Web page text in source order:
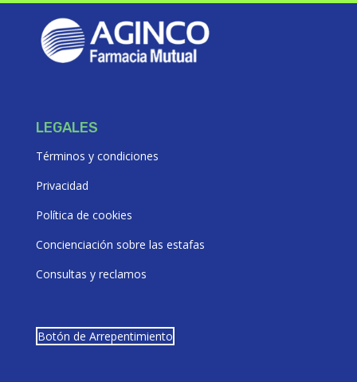
LEGALES
Términos y condiciones
Privacidad
Política de cookies
Concienciación sobre las estafas
Consultas y reclamos
Botón de Arrepentimiento